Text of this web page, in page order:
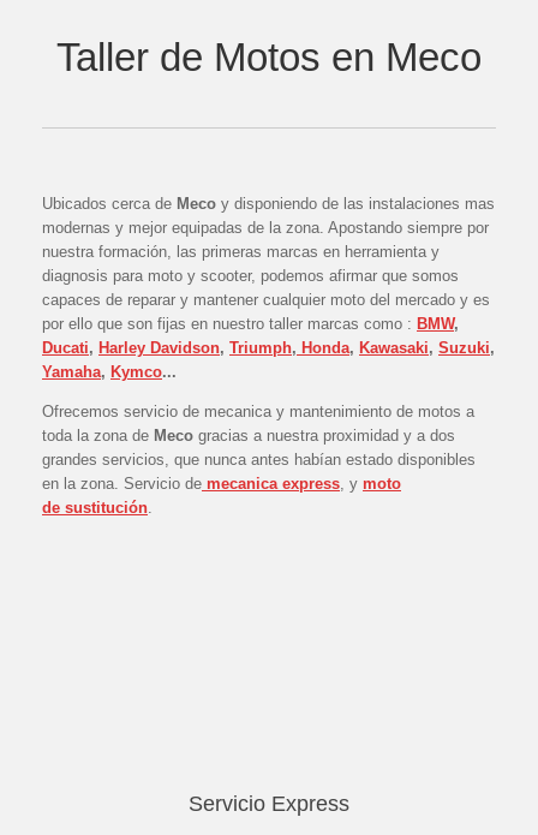
Taller de Motos en Meco
Ubicados cerca de Meco y disponiendo de las instalaciones mas
modernas y mejor equipadas de la zona. Apostando siempre por
nuestra formación, las primeras marcas en herramienta y
diagnosis para moto y scooter, podemos afirmar que somos
capaces de reparar y mantener cualquier moto del mercado y es
por ello que son fijas en nuestro taller marcas como : BMW,
Ducati, Harley Davidson, Triumph, Honda, Kawasaki, Suzuki,
Yamaha, Kymco...
Ofrecemos servicio de mecanica y mantenimiento de motos a
toda la zona de Meco gracias a nuestra proximidad y a dos
grandes servicios, que nunca antes habían estado disponibles
en la zona. Servicio de mecanica express , y moto
de sustitución
Servicio Express